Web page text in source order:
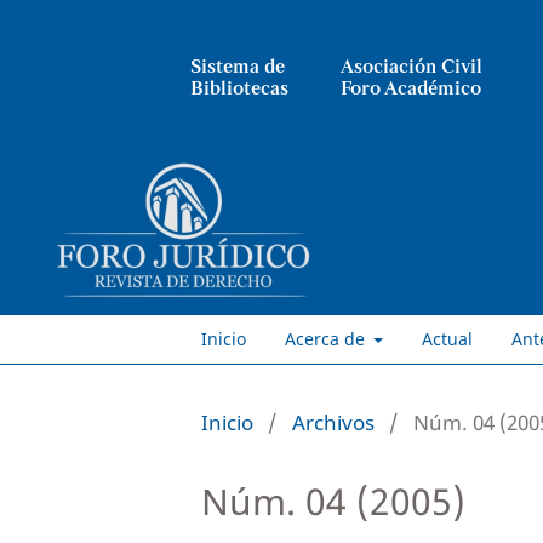
Sistema de
Bibliotecas
Asociación Civil
Foro Académico
Inicio Acerca de Actual
Inicio / Archivos / Núm. 04
Núm. 04 (2005)